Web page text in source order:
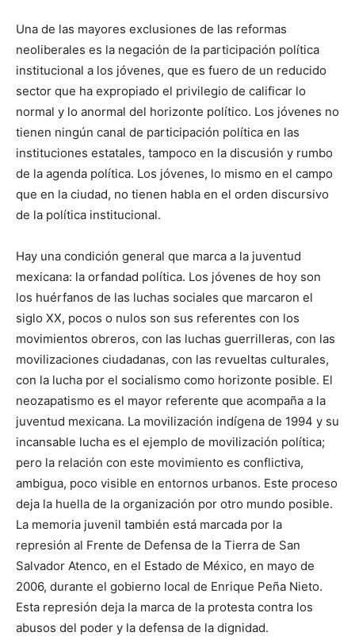
Una de las mayores exclusiones de las reformas
neoliberales es la negación de la participación política
institucional a los jóvenes, que es fuero de un reducido
sector que ha expropiado el privilegio de calificar lo
normal y lo anormal del horizonte político. Los jóvenes no
tienen ningún canal de participación política en las
instituciones estatales, tampoco en la discusión y rumbo
de la agenda política. Los jóvenes, lo mismo en el campo
que en la ciudad, no tienen habla en el orden discursivo
de la política institucional.
Hay una condición general que marca a la juventud
mexicana: la orfandad política. Los jóvenes de hoy son
los huérfanos de las luchas sociales que marcaron el
siglo XX, pocos o nulos son sus referentes con los
movimientos obreros, con las luchas guerrilleras, con las
movilizaciones ciudadanas, con las revueltas culturales,
con la lucha por el socialismo como horizonte posible. El
neozapatismo es el mayor referente que acompaña a la
juventud mexicana. La movilización indígena de 1994 y su
incansable lucha es el ejemplo de movilización política;
pero la relación con este movimiento es conflictiva,
ambigua, poco visible en entornos urbanos. Este proceso
deja la huella de la organización por otro mundo posible.
La memoria juvenil también está marcada por la
represión al Frente de Defensa de la Tierra de San
Salvador Atenco, en el Estado de México, en mayo de
2006, durante el gobierno local de Enrique Peña Nieto.
Esta represión deja la marca de la protesta contra los
abusos del poder y la defensa de la dignidad.